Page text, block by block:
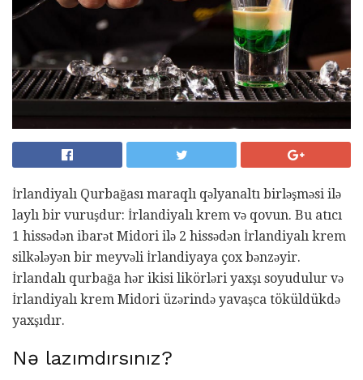
İrlandiyalı Qurbağası maraqlı qəlyanaltı birləşməsi ilə
laylı bir vuruşdur: İrlandiyalı krem ​​və qovun. Bu atıcı
1 hissədən ibarət Midori ilə 2 hissədən İrlandiyalı krem ​​
silkələyən bir meyvəli İrlandiyaya çox bənzəyir.
İrlandalı qurbağa hər ikisi likörləri yaxşı soyudulur və
İrlandiyalı krem ​​Midori üzərində yavaşca töküldükdə
yaxşıdır.
Nə lazımdırsınız?